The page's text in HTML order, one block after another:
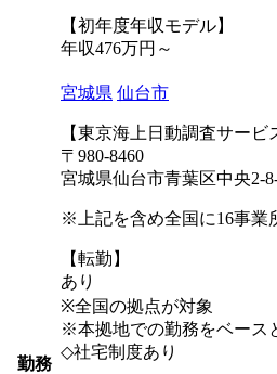
【初年度年収モデル】
年収476万円～
勤務
宮城県 仙台市
【東京海上日動調査サービ
〒980-8460
宮城県仙台市青葉区中央2-
※上記を含め全国に16事業
【転勤】
あり
※全国の拠点が対象
※本拠地での勤務をベース
◇社宅制度あり